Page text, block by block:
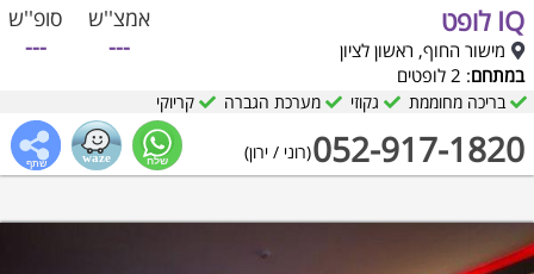
IQ לופט
מישור החוף, ראשון לציון
במתחם: 2 לופטים
052-917-1820(רוני / ירון)
אמצ''ש
---
סופ''ש
---
בריכה מחוממת גקוזי מערכת הגברה קריוקי